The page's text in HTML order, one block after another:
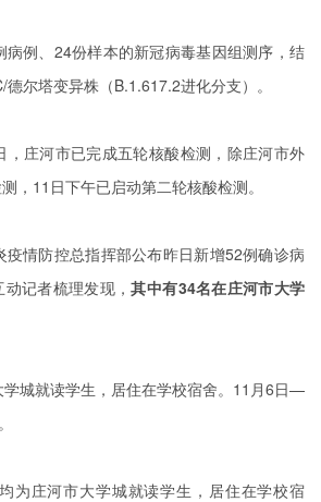
病例、24份样本的新冠病毒基因组测序，结
尔塔变异株（B.1.617.2进化分支）。
，庄河市已完成五轮核酸检测，除庄河市外
，11日下午已启动第二轮核酸检测。
疫情防控总指挥部公布昨日新增52例确诊病
记者梳理发现，其中有34名在庄河市大学
城就读学生，居住在学校宿舍。11月6日—
为庄河市大学城就读学生，居住在学校宿